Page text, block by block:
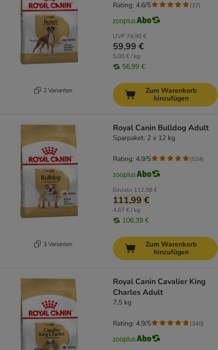
2 Varianten
UVP 74,90 €
59,99 €
5,00 € / kg
56,99 €
Rating: 4.6/5 (37)
Zum Warenkorb
hinzufügen
3 Varianten
Royal Canin Bulldog Adult
Sparpaket: 2 x 12 kg
Einzeln 112,98 €
111,99 €
4,67 € / kg
106,39 €
Rating: 4.9/5 (534)
Zum Warenkorb
hinzufügen
Royal Canin Cavalier King
Charles Adult
7,5 kg
Rating: 4.9/5 (340)